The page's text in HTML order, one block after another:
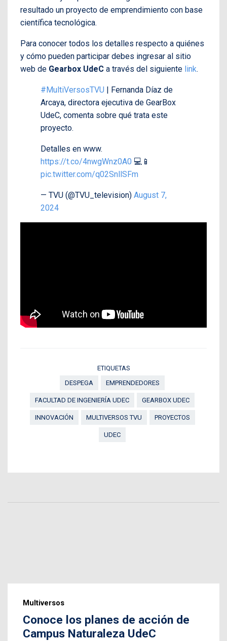
resultado un proyecto de emprendimiento con base
científica tecnológica.
Para conocer todos los detalles respecto a quiénes
y cómo pueden participar debes ingresar al sitio
web de Gearbox UdeC a través del siguiente link.
#MultiVersosTVU | Fernanda Díaz de
Arcaya, directora ejecutiva de GearBox
UdeC, comenta sobre qué trata este
proyecto.
Detalles en www.
https://t.co/4nwgWnz0A0 💻📱
pic.twitter.com/q02SnllSFm
— TVU (@TVU_television) August 7,
2024
ETIQUETAS
DESPEGA
EMPRENDEDORES
FACULTAD DE INGENIERÍA UDEC GEARBOX UDEC
INNOVACIÓN MULTIVERSOS TVU PROYECTOS
UDEC
Multiversos
Conoce los planes de acción de
Campus Naturaleza UdeC